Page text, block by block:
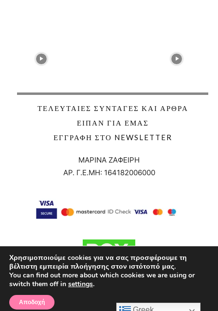
ΤΕΛΕΥΤΑΊΕΣ ΣΥΝΤΑΓΈΣ ΚΑΙ ΆΡΘΡΑ
ΕΊΠΑΝ ΓΙΑ ΕΜΆΣ
ΕΓΓΡΑΦΉ ΣΤΟ NEWSLETTER
ΜΑΡΙΝΑ ΖΑΦΕΙΡΗ
ΑΡ. Γ.Ε.ΜΗ: 164182006000
Χρησιμοποιούμε cookies για να σας προσφέρουμε τη
βέλτιστη εμπειρία πλοήγησης στον ιστότοπό μας.
You can find out more about which cookies we are using or
switch them off in settings.
Αποδοχή